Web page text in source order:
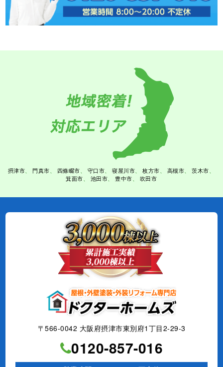
摂津市 門真市 四條畷市 守口市 寝屋川市 枚方市 高槻市
茨木市
箕面市
池田市 豊中市 吹田市
〒566-0042 大阪府摂津市東別府1丁目2-29-3
0120-857-016